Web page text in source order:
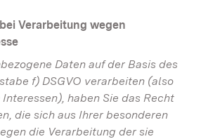
Verarbeitung wegen
Daten auf der Basis des
f) DSGVO verarbeiten (also
haben Sie das Recht
die sich aus Ihrer besonderen
die Verarbeitung der sie